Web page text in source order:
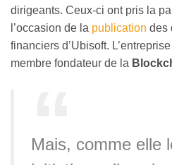
dirigeants. Ceux-ci ont pris la
l’occasion de la publication des
financiers d’Ubisoft.
membre fondateur de la
Mais, comme elle